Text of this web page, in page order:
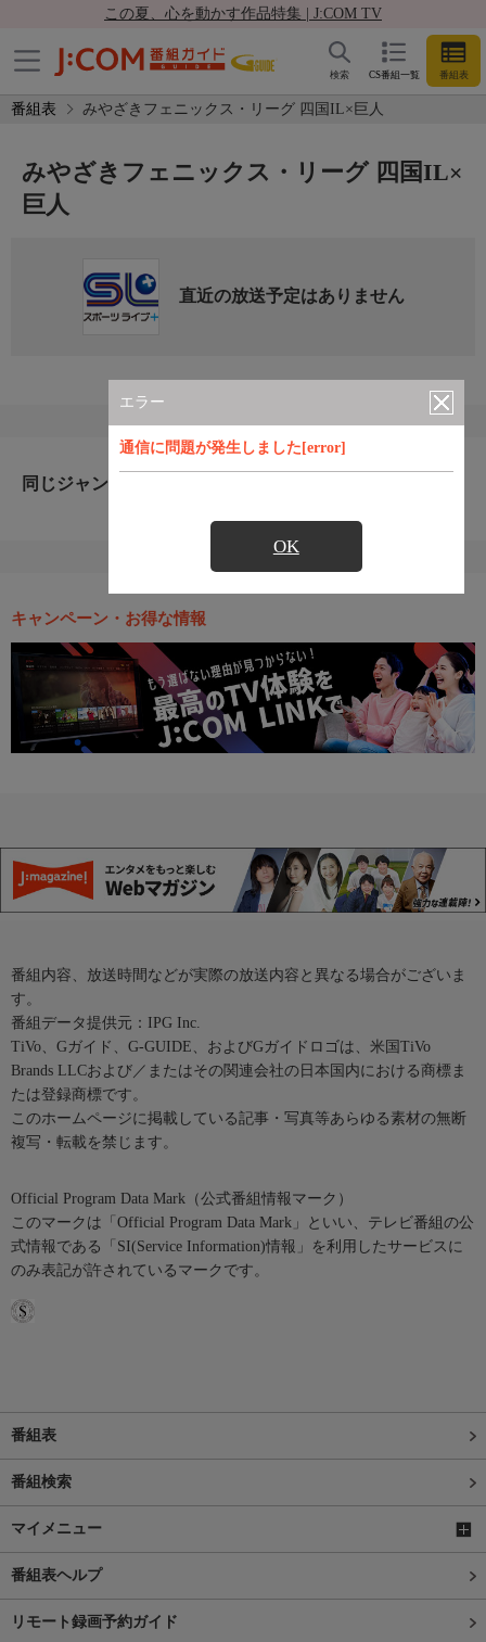
この夏、心を動かす作品特集 | J:COM TV
CS番組一覧 番組表
検索
番組表 みやざきフェニックス・リーグ 四国IL×巨人
エラー
通信に問題が発生しました[error]
OK
みやざきフェニックス・リーグ 四国IL×
巨人
直近の放送予定はありません
同じジャンルのおすすめ番組
キャンペーン・お得な情報
番組内容、放送時間などが実際の放送内容と異なる場合がございま
す。
番組データ提供元：IPG Inc.
TiVo、Gガイド、G-GUIDE、およびGガイドロゴは、米国TiVo
Brands LLCおよび／またはその関連会社の日本国内における商標ま
たは登録商標です。
このホームページに掲載している記事・写真等あらゆる素材の無断
複写・転載を禁じます。
Official Program Data Mark（公式番組情報マーク）
このマークは「Official Program Data Mark」といい、テレビ番組の公
式情報である「SI(Service Information)情報」を利用したサービスに
のみ表記が許されているマークです。
番組表
番組検索
マイメニュー
番組表ヘルプ
リモート録画予約ガイド